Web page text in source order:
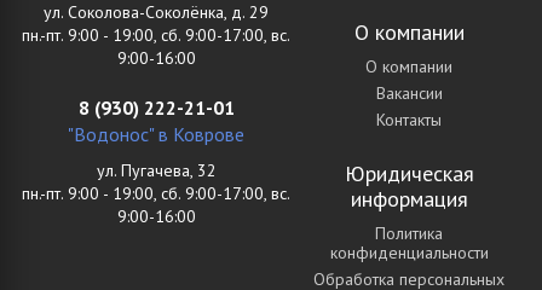
ул. Соколова-Соколёнка, д. 29
пн.-пт. 9:00 - 19:00, сб. 9:00-17:00, вс.
9:00-16:00
8 (930) 222-21-01
"Водонос" в Коврове
ул. Пугачева, 32
пн.-пт. 9:00 - 19:00, сб. 9:00-17:00, вс.
9:00-16:00
О компании
О компании
Вакансии
Контакты
Юридическая
информация
Политика
конфиденциальности
Обработка персональных